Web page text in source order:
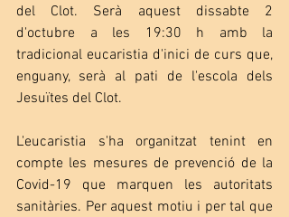
del Clot. Serà aquest dissabte 2
d'octubre a les 19:30 h amb la
tradicional eucaristia d'inici de curs que,
enguany, serà al pati de l'escola dels
Jesuïtes del Clot.
L'eucaristia s'ha organitzat tenint en
compte les mesures de prevenció de la
Covid-19 que marquen les autoritats
sanitàries. Per aquest motiu i per tal que